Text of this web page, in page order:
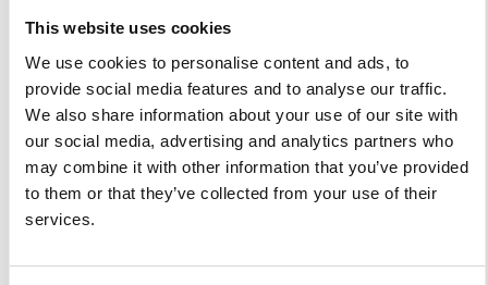
This website uses cookies
We use cookies to personalise content and ads, to
provide social media features and to analyse our traffic.
We also share information about your use of our site with
our social media, advertising and analytics partners who
may combine it with other information that you’ve provided
to them or that they’ve collected from your use of their
services.
nel primo semestre i dieci miliardi di euro
Interviste
Overview Economica
Repubblica Ceca